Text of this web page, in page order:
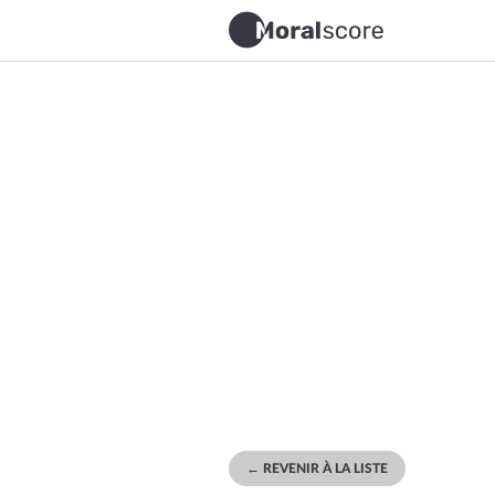
← REVENIR À LA LISTE